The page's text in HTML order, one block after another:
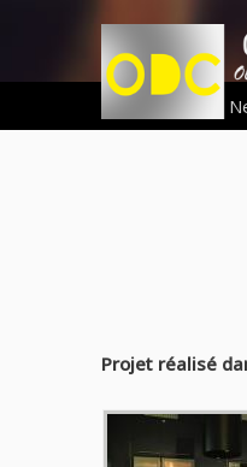
Vous êtes ici :
Projet réalisé